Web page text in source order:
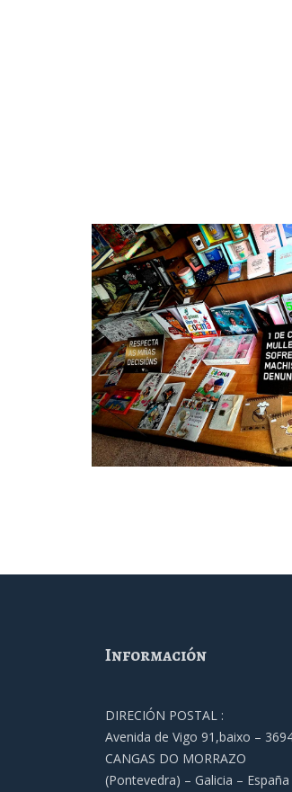
Información
DIRECIÓN POSTAL :
Avenida de Vigo 91,baixo –
CANGAS DO MORRAZO
(Pontevedra) – Galicia – España